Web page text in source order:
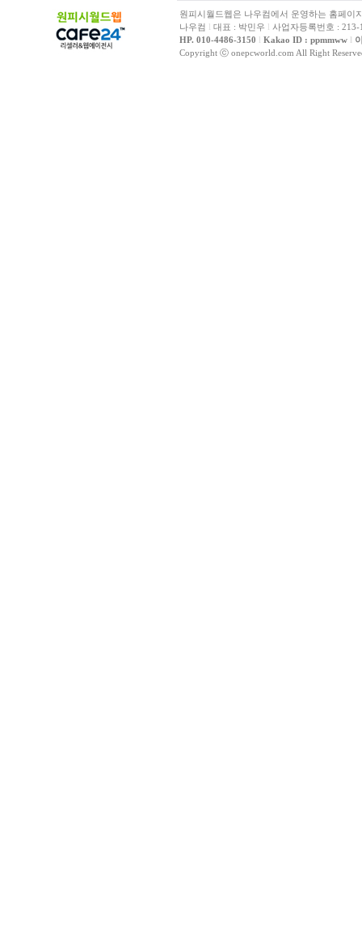
원피시월드웹은 나우컴에서 운영하는 홈페이
나우컴 l 대표 : 박민우 l 사업자등록번호 :
HP. 010-4486-3150 l Kakao ID : ppmmww l
Copyright ⓒ onepcworld.com All Right